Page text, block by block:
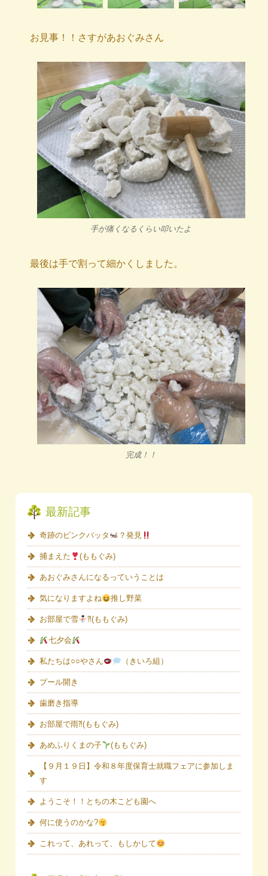
お見事！！さすがあおぐみさん
手が痛くなるくらい叩いたよ
最後は手で割って細かくしました。
完成！！
最新記事
奇跡のピンクバッタ ？発見
捕まえた (ももぐみ)
あおぐみさんになるっていうことは
気になりますよね 推し野菜
お部屋で雪 ⁈(ももぐみ)
七夕会
私たちは○○やさん （きいろ組）
プール開き
歯磨き指導
お部屋で雨⁈(ももぐみ)
あめふりくまの子 (ももぐみ)
【９月１９日】令和８年度保育士就職フェアに参加しま
す
ようこそ！！とちの木こども園へ
何に使うのかな?
これって、あれって、もしかして